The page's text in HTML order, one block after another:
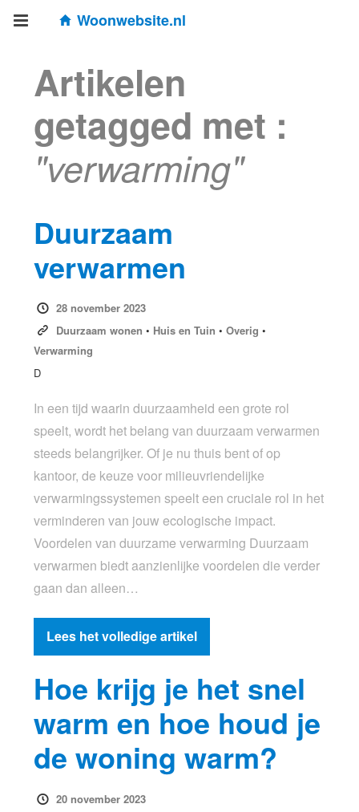
Woonwebsite.nl
Artikelen
getagged met :
"verwarming"
Duurzaam
verwarmen
28 november 2023
Duurzaam wonen • Huis en Tuin • Overig •
Verwarming
D
In een tijd waarin duurzaamheid een grote rol
speelt, wordt het belang van duurzaam verwarmen
steeds belangrijker. Of je nu thuis bent of op
kantoor, de keuze voor milieuvriendelijke
verwarmingssystemen speelt een cruciale rol in het
verminderen van jouw ecologische impact.
Voordelen van duurzame verwarming Duurzaam
verwarmen biedt aanzienlijke voordelen die verder
gaan dan alleen…
Lees het volledige artikel
Hoe krijg je het snel
warm en hoe houd je
de woning warm?
20 november 2023